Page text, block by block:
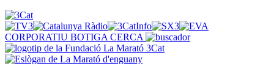
CORPORATIU BOTIGA CERCA